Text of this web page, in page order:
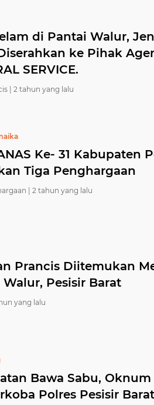
di Pantai Walur,
ke Pihak
SERVICE.
| 2 tahun yang lalu
Ke- 31 Kabupaten
Tiga Penghargaan
| 2 tahun yang lalu
Prancis Diitemukan
Pesisir Barat
yang lalu
Bawa Sabu,
Polres Pesisir Barat